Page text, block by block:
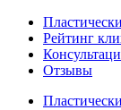
Рейтинг
Отзывы